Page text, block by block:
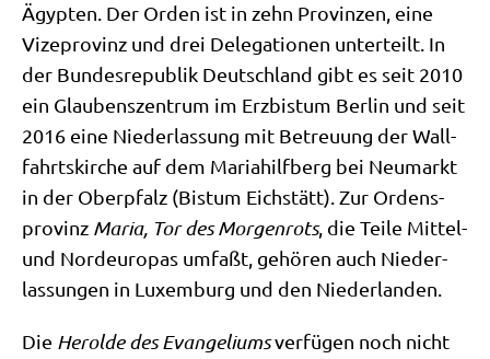
Ägyp­ten. Der Orden ist in zehn Pro­vin­zen, eine
Vize­pro­vinz und drei Dele­ga­tio­nen unter­teilt. In
der Bun­des­re­pu­blik Deutsch­land gibt es seit 2010
ein Glau­bens­zen­trum im Erz­bis­tum Ber­lin und seit
2016 eine Nie­der­las­sung mit Betreu­ung der Wall­
fahrts­kir­che auf dem Maria­hilf­berg bei Neu­markt
in der Ober­pfalz (Bis­tum Eich­stätt). Zur Ordens­
pro­vinz Maria, Tor des Mor­gen­rots, die Tei­le Mit­tel-
und Nord­eu­ro­pas umfaßt, gehö­ren auch Nie­der­
las­sun­gen in Luxem­burg und den Niederlanden.
Die Herol­de des Evan­ge­li­umsver­fü­gen noch nicht